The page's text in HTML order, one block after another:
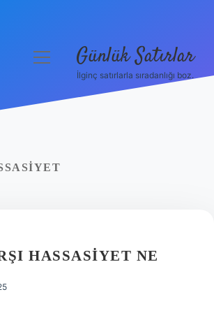
menüyü Günlük Satırlar
İlginç satırlarla sıradanlığı boz.
HASSASIYET NE